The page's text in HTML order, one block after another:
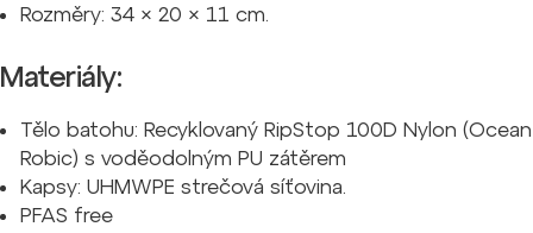
Rozměry: 34 × 20 × 11 cm.
Materiály:
Tělo batohu: Recyklovaný RipStop 100D Nylon (Ocean
Robic) s voděodolným PU zátěrem
Kapsy: UHMWPE strečová síťovina.
PFAS free